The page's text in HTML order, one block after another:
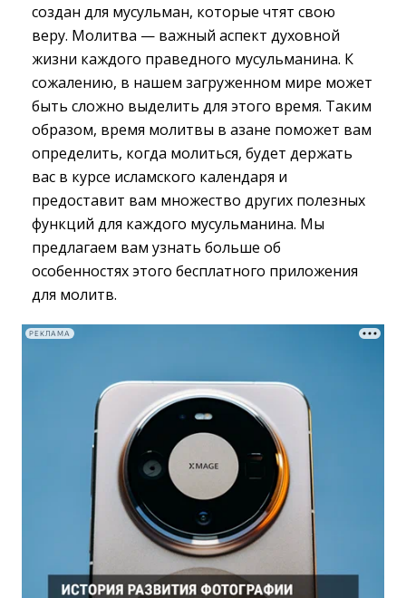
создан для мусульман, которые чтят свою
веру. Молитва — важный аспект духовной
жизни каждого праведного мусульманина. К
сожалению, в нашем загруженном мире может
быть сложно выделить для этого время. Таким
образом, время молитвы в азане поможет вам
определить, когда молиться, будет держать
вас в курсе исламского календаря и
предоставит вам множество других полезных
функций для каждого мусульманина. Мы
предлагаем вам узнать больше об
особенностях этого бесплатного приложения
для молитв.
РЕКЛАМА